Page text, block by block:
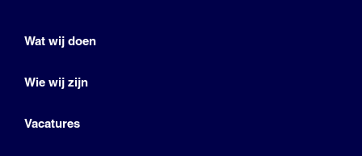
Wat wij doen
Wie wij zijn
Vacatures